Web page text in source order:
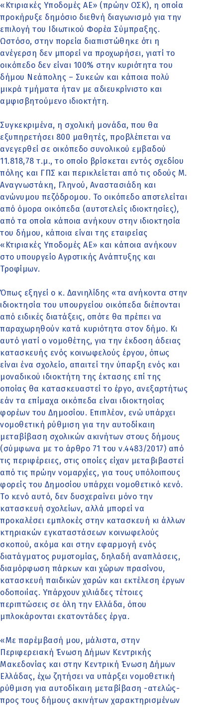
«Κτιριακές Υποδομές ΑΕ» (πρώην ΟΣΚ), η οποία
προκήρυξε δημόσιο διεθνή διαγωνισμό για την
επιλογή του Ιδιωτικού Φορέα Σύμπραξης.
Ωστόσο, στην πορεία διαπιστώθηκε ότι η
ανέγερση δεν μπορεί να προχωρήσει, γιατί το
οικόπεδο δεν είναι 100% στην κυριότητα του
δήμου Νεάπολης – Συκεών και κάποια πολύ
μικρά τμήματα ήταν με αδιευκρίνιστο και
αμφισβητούμενο ιδιοκτήτη.
Συγκεκριμένα, η σχολική μονάδα, που θα
εξυπηρετήσει 800 μαθητές, προβλέπεται να
ανεγερθεί σε οικόπεδο συνολικού εμβαδού
11.818,78 τ.μ., το οποίο βρίσκεται εντός σχεδίου
πόλης και ΓΠΣ και περικλείεται από τις οδούς Μ.
Αναγνωστάκη, Γληνού, Αναστασιάδη και
ανώνυμου πεζόδρομου. Το οικόπεδο αποτελείται
από όμορα οικόπεδα (αυτοτελείς ιδιοκτησίες),
από τα οποία κάποια ανήκουν στην ιδιοκτησία
του δήμου, κάποια είναι της εταιρείας
«Κτιριακές Υποδομές ΑΕ» και κάποια ανήκουν
στο υπουργείο Αγροτικής Ανάπτυξης και
Τροφίμων.
Όπως εξηγεί ο κ. Δανιηλίδης «τα ανήκοντα στην
ιδιοκτησία του υπουργείου οικόπεδα διέπονται
από ειδικές διατάξεις, οπότε θα πρέπει να
παραχωρηθούν κατά κυριότητα στον δήμο. Κι
αυτό γιατί ο νομοθέτης, για την έκδοση άδειας
κατασκευής ενός κοινωφελούς έργου, όπως
είναι ένα σχολείο, απαιτεί την ύπαρξη ενός και
μοναδικού ιδιοκτήτη της έκτασης επί της
οποίας θα κατασκευαστεί το έργο, ανεξαρτήτως
εάν τα επίμαχα οικόπεδα είναι ιδιοκτησίας
φορέων του Δημοσίου. Επιπλέον, ενώ υπάρχει
νομοθετική ρύθμιση για την αυτοδίκαιη
μεταβίβαση σχολικών ακινήτων στους δήμους
(σύμφωνα με το άρθρο 71 του ν.4483/2017) από
τις περιφέρειες, στις οποίες είχαν μεταβιβαστεί
από τις πρώην νομαρχίες, για τους υπόλοιπους
φορείς του Δημοσίου υπάρχει νομοθετικό κενό.
Το κενό αυτό, δεν δυσχεραίνει μόνο την
κατασκευή σχολείων, αλλά μπορεί να
προκαλέσει εμπλοκές στην κατασκευή κι άλλων
κτηριακών εγκαταστάσεων κοινωφελούς
σκοπού, ακόμα και στην εφαρμογή ενός
διατάγματος ρυμοτομίας, δηλαδή αναπλάσεις,
διαμόρφωση πάρκων και χώρων πρασίνου,
κατασκευή παιδικών χαρών και εκτέλεση έργων
οδοποιίας. Υπάρχουν χιλιάδες τέτοιες
περιπτώσεις σε όλη την Ελλάδα, όπου
μπλοκάρονται εκατοντάδες έργα.
«Με παρέμβασή μου, μάλιστα, στην
Περιφερειακή Ένωση Δήμων Κεντρικής
Μακεδονίας και στην Κεντρική Ένωση Δήμων
Ελλάδας, έχω ζητήσει να υπάρξει νομοθετική
ρύθμιση για αυτοδίκαιη μεταβίβαση -ατελώς-
προς τους δήμους ακινήτων χαρακτηρισμένων